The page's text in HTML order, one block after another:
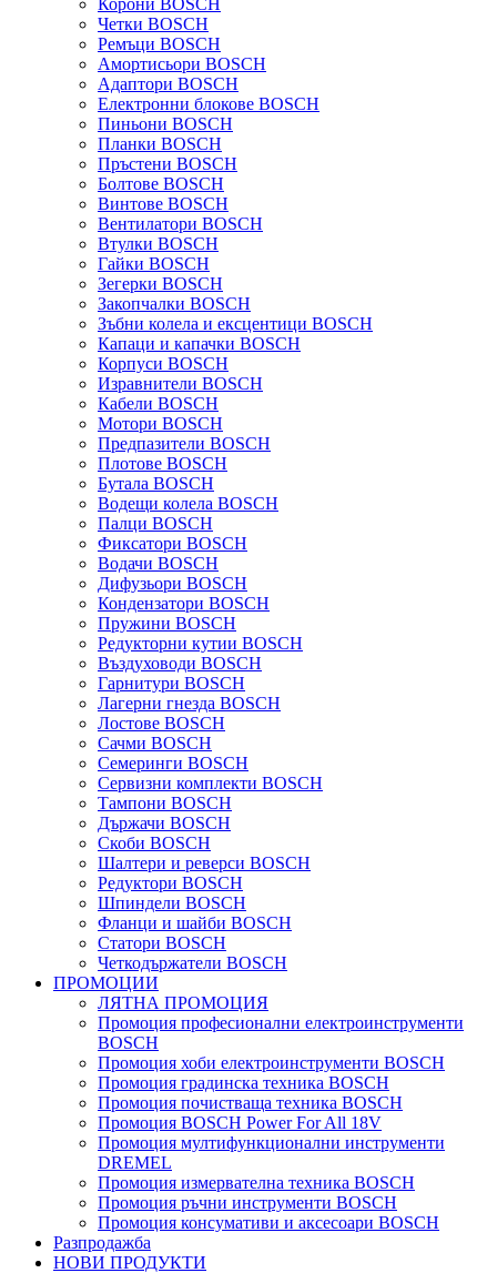
Четки BOSCH
Ремъци BOSCH
Амортисьори BOSCH
Адаптори BOSCH
Електронни блокове BOSCH
Пиньони BOSCH
Планки BOSCH
Пръстени BOSCH
Болтове BOSCH
Винтове BOSCH
Вентилатори BOSCH
Втулки BOSCH
Гайки BOSCH
Зегерки BOSCH
Закопчалки BOSCH
Зъбни колела и ексцентици BOSCH
Капаци и капачки BOSCH
Корпуси BOSCH
Изравнители BOSCH
Кабели BOSCH
Мотори BOSCH
Предпазители BOSCH
Плотове BOSCH
Бутала BOSCH
Водещи колела BOSCH
Палци BOSCH
Фиксатори BOSCH
Водачи BOSCH
Дифузьори BOSCH
Кондензатори BOSCH
Пружини BOSCH
Редукторни кутии BOSCH
Въздуховоди BOSCH
Гарнитури BOSCH
Лагерни гнезда BOSCH
Лостове BOSCH
Сачми BOSCH
Семеринги BOSCH
Сервизни комплекти BOSCH
Тампони BOSCH
Държачи BOSCH
Скоби BOSCH
Шалтери и реверси BOSCH
Редуктори BOSCH
Шпиндели BOSCH
Фланци и шайби BOSCH
Статори BOSCH
Четкодържатели BOSCH
ПРОМОЦИИ
ЛЯТНА ПРОМОЦИЯ
Промоция професионални електроинструменти
BOSCH
Промоция хоби електроинструменти BOSCH
Промоция градинска техника BOSCH
Промоция почистваща техника BOSCH
Промоция BOSCH Power For All 18V
Промоция мултифункционални инструменти
DREMEL
Промоция измервателна техника BOSCH
Промоция ръчни инструменти BOSCH
Промоция консумативи и аксесоари BOSCH
Разпродажба
НОВИ ПРОДУКТИ